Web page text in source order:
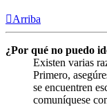
Arriba
¿Por qué no puedo
Existen varias
Primero,
se encuentren
comuníquese